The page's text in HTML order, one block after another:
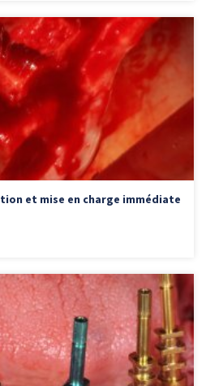
et mise en charge immédiate